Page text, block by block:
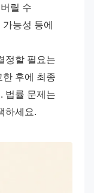
릴 수
능성 등에
정할 필요는
후에 최종
법률 문제는
하세요.